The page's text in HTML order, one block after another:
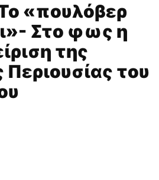
«πουλόβερ
Στο φως η
της
του